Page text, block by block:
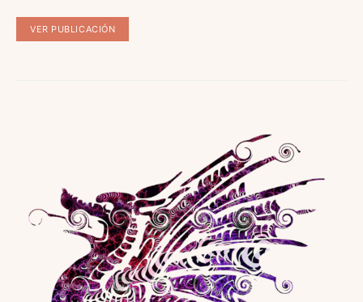
VER PUBLICACIÓN